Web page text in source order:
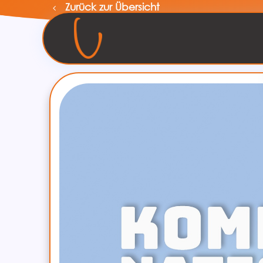
Menü überspringen
Menü überspringen
Zurück zur Übersicht